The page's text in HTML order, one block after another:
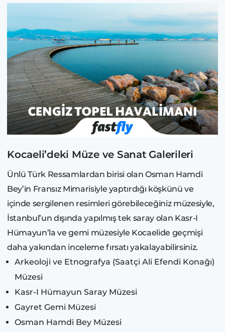
Kocaeli’deki Müze ve Sanat Galerileri
Ünlü Türk Ressamlardan birisi olan Osman Hamdi
Bey’in Fransız Mimarisiyle yaptırdığı köşkünü ve
içinde sergilenen resimleri görebileceğiniz müzesiyle,
İstanbul’un dışında yapılmış tek saray olan Kasr-I
Hümayun’la ve gemi müzesiyle Kocaelide geçmişi
daha yakından inceleme fırsatı yakalayabilirsiniz.
Arkeoloji ve Etnografya (Saatçi Ali Efendi Konağı)
Müzesi
Kasr-I Hümayun Saray Müzesi
Gayret Gemi Müzesi
Osman Hamdi Bey Müzesi